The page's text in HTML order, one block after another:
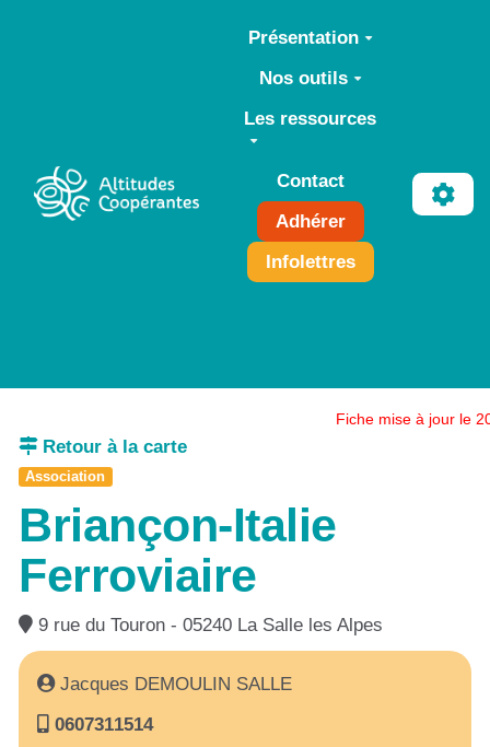
Aller au contenu principal
Présentation
Nos outils
Les ressources
Contact
Adhérer
Infolettres
Fiche mise à jour le
Retour à la carte
Association
Briançon-Italie
Ferroviaire
9 rue du Touron - 05240 La Salle les Alpes
Jacques DEMOULIN SALLE
0607311514